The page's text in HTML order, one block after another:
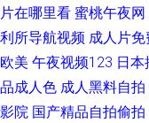
片在哪里看 蜜桃午夜网
利所导航视频 成人片免
欧美 午夜视频123 日本
品成人色 成人黑料自拍
影院 国产精品自拍偷拍